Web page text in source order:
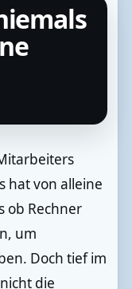
hat von alleine
ob Rechner
um
Doch tief im
die